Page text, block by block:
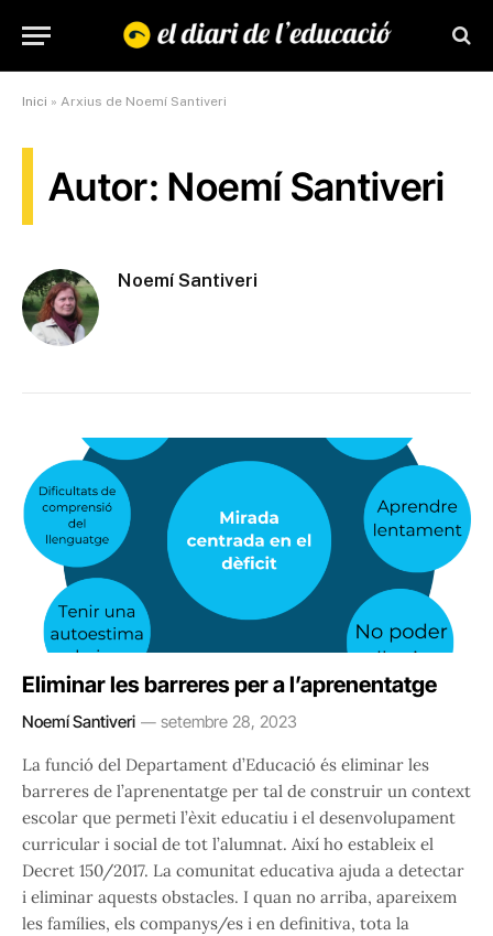
Inici » Arxius de Noemí Santiveri
Autor: Noemí Santiveri
Noemí Santiveri
Eliminar les barreres per a l’aprenentatge
Noemí Santiveri setembre 28, 2023
La funció del Departament d’Educació és eliminar les
barreres de l’aprenentatge per tal de construir un context
escolar que permeti l’èxit educatiu i el desenvolupament
curricular i social de tot l’alumnat. Així ho estableix el
Decret 150/2017. La comunitat educativa ajuda a detectar
i eliminar aquests obstacles. I quan no arriba, apareixem
les famílies, els companys/es i en definitiva, tota la